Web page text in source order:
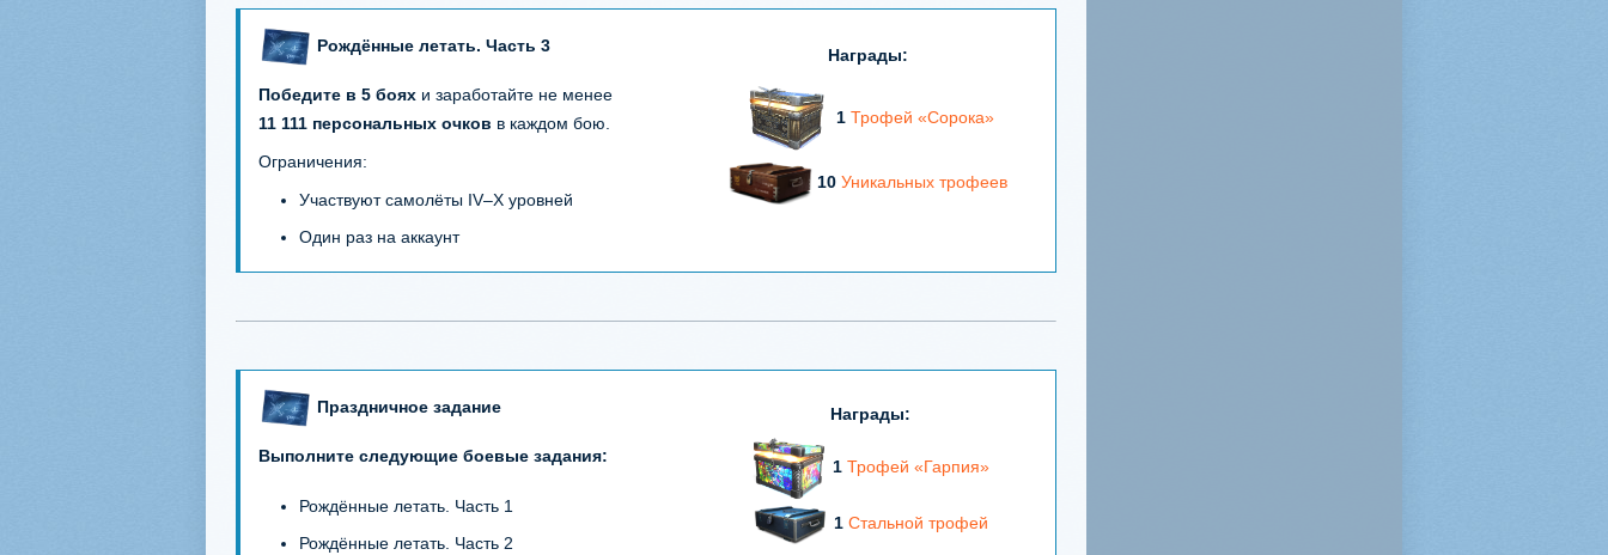
Рождённые летать. Часть 3
Награды:
1 Трофей «Сорока»
10 Уникальных трофеев
Победите в 5 боях и заработайте не менее
11 111 персональных очков в каждом бою.
Ограничения:
Участвуют самолёты IV–X уровней
Один раз на аккаунт
Праздничное задание Награды:
1 Трофей «Гарпия»
1 Стальной трофей
Выполните следующие боевые задания:
Рождённые летать. Часть 1
Рождённые летать. Часть 2